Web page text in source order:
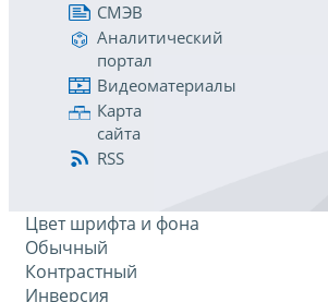
СМЭВ
Аналитический
портал
Видеоматериалы
Карта
сайта
RSS
Цвет шрифта и фона
Обычный
Контрастный
Инверсия